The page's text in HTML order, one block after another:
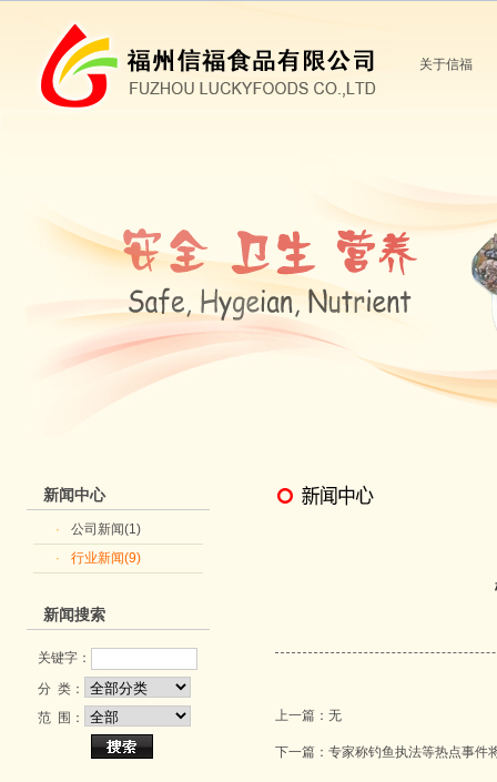
关于信福
新闻中心
·
公司新闻(1)
·
行业新闻(9)
新闻搜索
关键字：
分 类：
范 围：
上一篇： 无
下一篇： 专家称钓鱼执法等热点事件